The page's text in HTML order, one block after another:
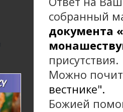
собранный
документа
присутствия.
Можно
вестнике".
Божией